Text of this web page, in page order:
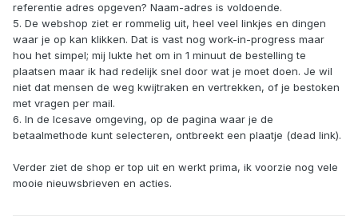
referentie adres opgeven? Naam-adres is voldoende.
5. De webshop ziet er rommelig uit, heel veel linkjes en dingen
waar je op kan klikken. Dat is vast nog work-in-progress maar
hou het simpel; mij lukte het om in 1 minuut de bestelling te
plaatsen maar ik had redelijk snel door wat je moet doen. Je wil
niet dat mensen de weg kwijtraken en vertrekken, of je bestoken
met vragen per mail.
6. In de Icesave omgeving, op de pagina waar je de
betaalmethode kunt selecteren, ontbreekt een plaatje (dead link).
Verder ziet de shop er top uit en werkt prima, ik voorzie nog vele
mooie nieuwsbrieven en acties.